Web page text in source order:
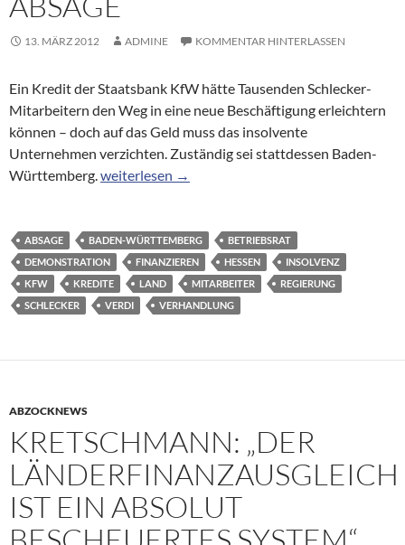
13. MÄRZ 2012 ADMINE KOMMENTAR HINTERLASSEN
Ein Kredit der Staatsbank KfW hätte Tausenden Schlecker-
Mitarbeitern den Weg in eine neue Beschäftigung erleichtern
können – doch auf das Geld muss das insolvente
Unternehmen verzichten. Zuständig sei stattdessen Baden-
Württemberg.Insolvente Drogeriemarktkette: Staatsbank
weiterlesen →
ABSAGE BADEN-WÜRTTEMBERG
BETRIEBSRAT
DEMONSTRATION
FINANZIEREN HESSEN
INSOLVENZ
KFW
KREDITE LAND MITARBEITER
REGIERUNG
SCHLECKER
VERDI VERHANDLUNG
ABZOCKNEWS
KRETSCHMANN: „DER
LÄNDERFINANZAUSGLEICH
IST EIN ABSOLUT